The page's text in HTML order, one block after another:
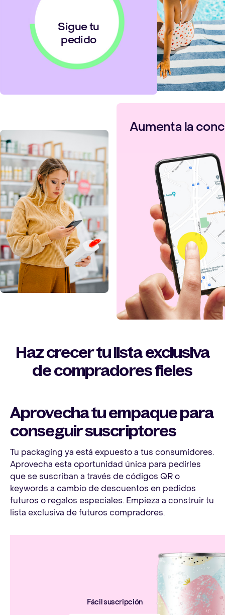
Sigue tu
pedido
Aumenta la
Haz crecer tu lista exclusiva
de compradores fieles
Aprovecha tu empaque para
conseguir suscriptores
Tu packaging ya está expuesto a tus consumidores.
Aprovecha esta oportunidad única para pedirles
que se suscriban a través de códigos QR o
keywords a cambio de descuentos en pedidos
futuros o regalos especiales. Empieza a construir tu
lista exclusiva de futuros compradores.
Fácil suscripción